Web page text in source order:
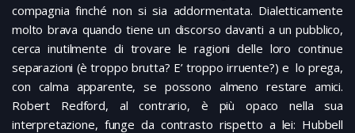
compagnia finché non si sia addormentata. Dialetticamente
molto brava quando tiene un discorso davanti a un pubblico,
cerca inutilmente di trovare le ragioni delle loro continue
separazioni (è troppo brutta? E’ troppo irruente?) e lo prega,
con calma apparente, se possono almeno restare amici.
Robert Redford, al contrario, è più opaco nella sua
interpretazione, funge da contrasto rispetto a lei: Hubbell